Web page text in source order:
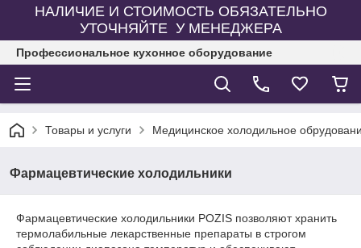
НАЛИЧИЕ И СТОИМОСТЬ ОБЯЗАТЕЛЬНО
УТОЧНЯЙТЕ У МЕНЕДЖЕРА
Профессиональное кухонное оборудование
Товары и услуги Медицинское холодильное
Фармацевтические холодильники
Фармацевтические холодильники POZIS позволяют хранить
термолабильные лекарственные препараты в строгом